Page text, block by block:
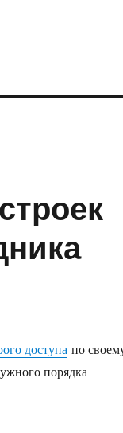
доступа по
порядка